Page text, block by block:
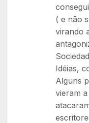
( e não
virando
Idéias,
Alguns
vieram